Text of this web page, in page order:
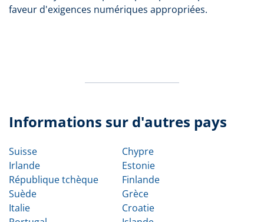
faveur d'exigences numériques appropriées.
Informations sur d'autres pays
Suisse
Irlande
République tchèque
Suède
Italie
Chypre
Estonie
Finlande
Grèce
Croatie